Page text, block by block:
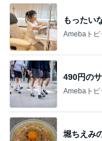
もったい
Amebaトピ
490円の
Amebaトピ
堀ちえみ